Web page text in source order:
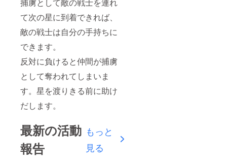
捕虜として敵の戦士を連れ
て次の星に到着できれば、
敵の戦士は自分の手持ちに
できます。
反対に負けると仲間が捕虜
として奪われてしまいま
す。星を渡りきる前に助け
だします。
最新の活動
報告
もっと
見る